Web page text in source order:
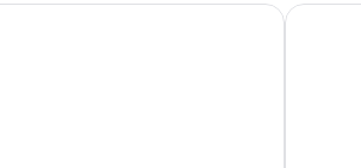
Wangfujing